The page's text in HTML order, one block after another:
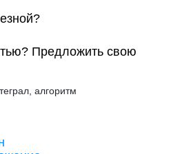
Предложить свою
алгоритм